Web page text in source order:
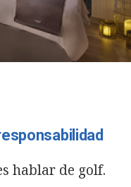
hablar de golf.